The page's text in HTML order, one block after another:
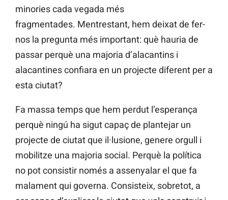
minories cada vegada més
fragmentades. Mentrestant, hem deixat de fer-
nos la pregunta més important: què hauria de
passar perquè una majoria d’alacantins i
alacantines confiara en un projecte diferent per a
esta ciutat?
Fa massa temps que hem perdut l’esperança
perquè ningú ha sigut capaç de plantejar un
projecte de ciutat que il·lusione, genere orgull i
mobilitze una majoria social. Perquè la política
no pot consistir només a assenyalar el que fa
malament qui governa. Consisteix, sobretot, a